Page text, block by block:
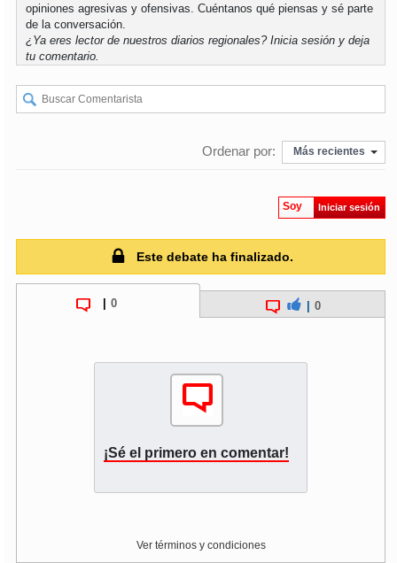
opiniones agresivas y ofensivas. Cuéntanos qué piensas y sé parte
de la conversación.
¿Ya eres lector de nuestros diarios regionales?Inicia sesión y deja
tu comentario.
Ordenar por: Más recientes
Soy Iniciar sesión
Este debate ha finalizado.
0 0
¡Sé el primero en comentar!
Ver términos y condiciones